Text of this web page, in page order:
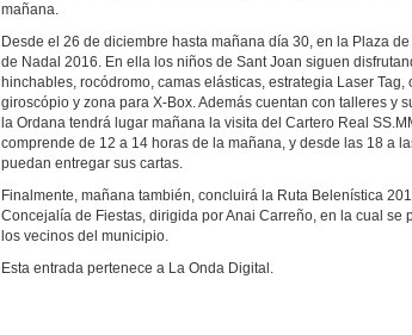
mañana.
Desde el 26 de diciembre hasta mañana día 30, en la Plaza
de Nadal 2016. En ella los niños de Sant Joan siguen
hinchables, rocódromo, camas elásticas, estrategia Laser
giroscópio y zona para X-Box. Además cuentan con talleres y
la Ordana tendrá lugar mañana la visita del Cartero Real
comprende de 12 a 14 horas de la mañana, y desde las 18 a
puedan entregar sus cartas.
Finalmente, mañana también, concluirá la Ruta Belenística
Concejalía de Fiestas, dirigida por Anai Carreño, en la cual
los vecinos del municipio.
Esta entrada pertenece a La Onda Digital.